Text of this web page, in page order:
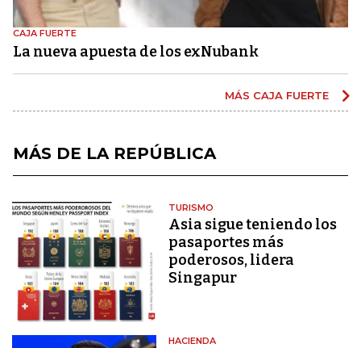
CAJA FUERTE
La nueva apuesta de los exNubank
MÁS CAJA FUERTE
MÁS DE LA REPÚBLICA
TURISMO
Asia sigue teniendo los
pasaportes más
poderosos, lidera
Singapur
HACIENDA